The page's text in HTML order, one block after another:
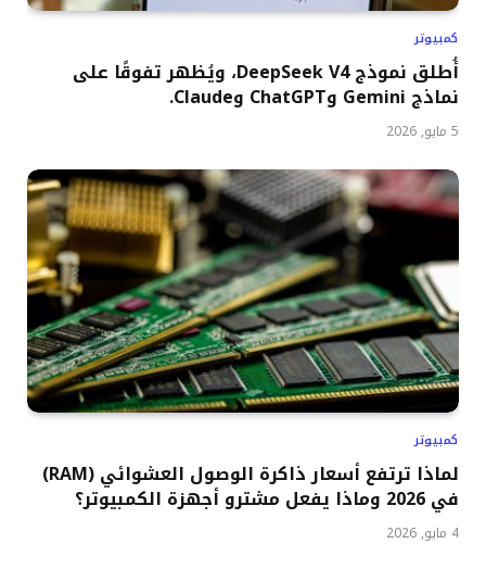
كمبيوتر
أُطلق نموذج DeepSeek V4، ويُظهر تفوقًا على
نماذج Gemini وChatGPT وClaude.
5 مايو, 2026
كمبيوتر
لماذا ترتفع أسعار ذاكرة الوصول العشوائي (RAM)
في 2026 وماذا يفعل مشترو أجهزة الكمبيوتر؟
4 مايو, 2026